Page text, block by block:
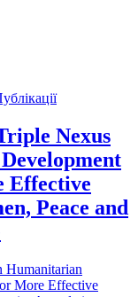
Nexus
Effective
Peace and